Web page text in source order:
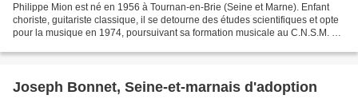
Philippe Mion est né en 1956 à Tournan-en-Brie (Seine et Marne). Enfant
choriste, guitariste classique, il se detourne des études scientifiques et opte
pour la musique en 1974, poursuivant sa formation musicale au C.N.S.M. de
Joseph Bonnet, Seine-et-marnais d'adoption